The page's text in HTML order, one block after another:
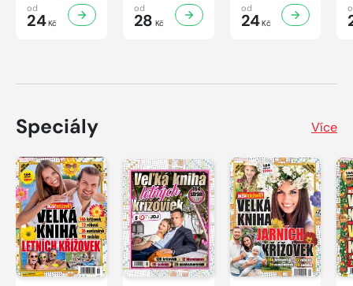
od
24Kč
od
28 Kč
od
24Kč
Speciály Více